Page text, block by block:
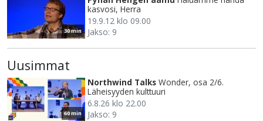
30 min
kasvosi, Herra
19.9.12 klo 09.00
Jakso: 9
Uusimmat
60 min
Northwind Talks Wonder, osa 2/6.
Läheisyyden kulttuuri
6.8.26 klo 22.00
Jakso: 9